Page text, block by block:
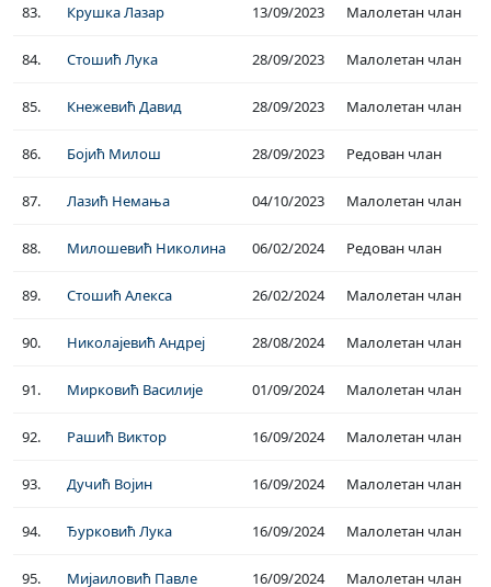
83. Крушка Лазар 13/09/2023 Малолетан члан
84. Стошић Лука 28/09/2023 Малолетан члан
85. Кнежевић Давид 28/09/2023 Малолетан члан
86. Бојић Милош 28/09/2023 Редован члан
87. Лазић Немања 04/10/2023 Малолетан члан
88. Милошевић Николина 06/02/2024 Редован члан
89. Стошић Алекса 26/02/2024 Малолетан члан
90. Николајевић Андреј 28/08/2024 Малолетан члан
91. Мирковић Василије 01/09/2024 Малолетан члан
92. Рашић Виктор 16/09/2024 Малолетан члан
93. Дучић Војин 16/09/2024 Малолетан члан
94. Ђурковић Лука 16/09/2024 Малолетан члан
95. Мијаиловић Павле 16/09/2024 Малолетан члан